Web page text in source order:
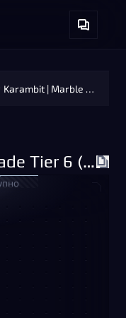
★ Karambit | Marble Fade Tier 6 (Factory New)
★ Karambit | Marble Fade Tier 6 (Factory New)